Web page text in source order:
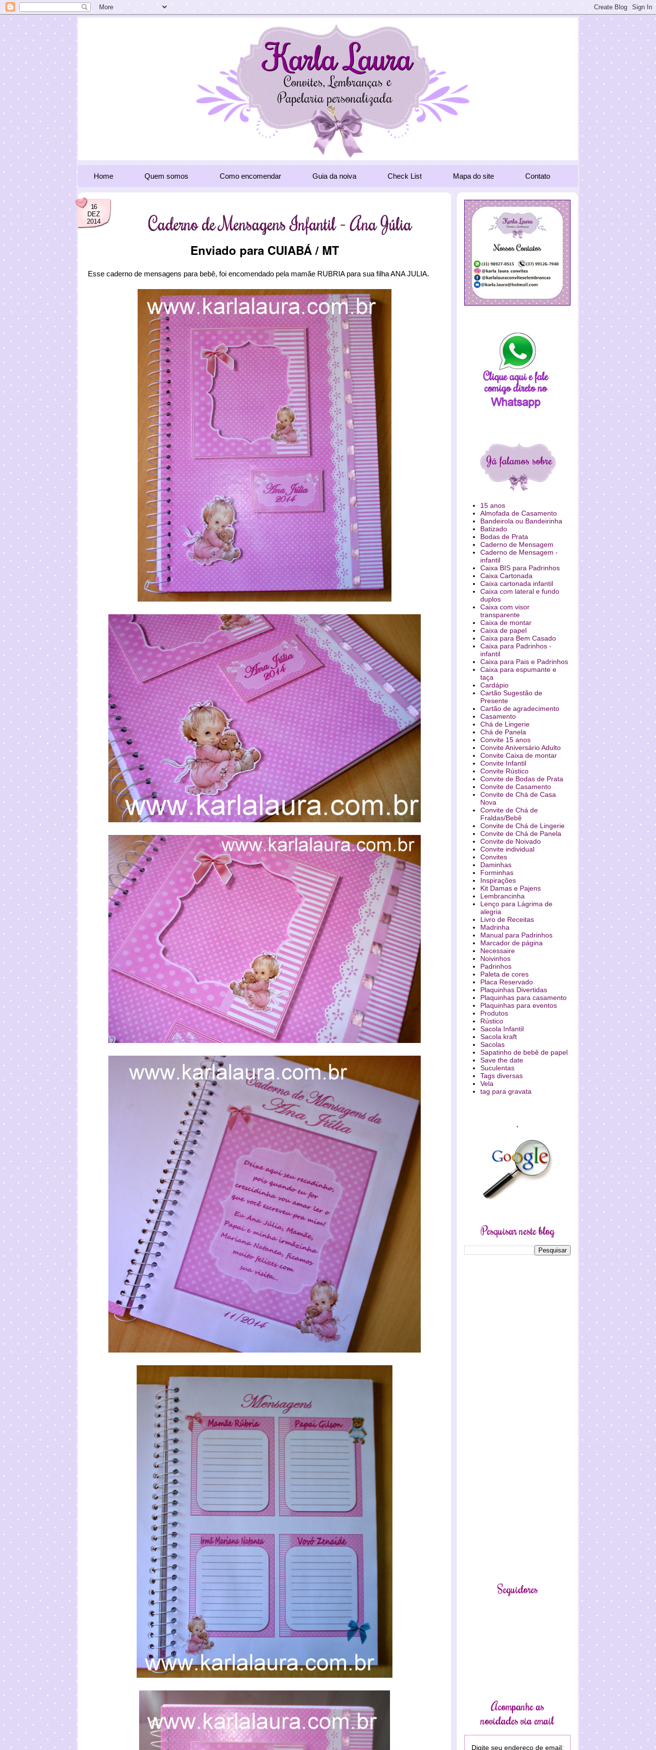
Home Quem somos Como encomendar Guia da noiva Check List Mapa do site Contato
16
DEZ
2014
Caderno de Mensagens Infantil - Ana Júlia
Enviado para CUIABÁ / MT
Esse caderno de mensagens para bebê, foi encomendado pela mamãe RUBRIA para sua filha ANA JULIA.
15 anos
Almofada de Casamento
Bandeirola ou Bandeirinha
Batizado
Bodas de Prata
Caderno de Mensagem
Caderno de Mensagem -
infantil
Caixa BIS para Padrinhos
Caixa Cartonada
Caixa cartonada infantil
Caixa com lateral e fundo
duplos
Caixa com visor
transparente
Caixa de montar
Caixa de papel
Caixa para Bem Casado
Caixa para Padrinhos -
infantil
Caixa para Pais e Padrinhos
Caixa para espumante e
taça
Cardápio
Cartão Sugestão de
Presente
Cartão de agradecimento
Casamento
Chá de Lingerie
Chá de Panela
Convite 15 anos
Convite Aniversário Adulto
Convite Caixa de montar
Convite Infantil
Convite Rústico
Convite de Bodas de Prata
Convite de Casamento
Convite de Chá de Casa
Nova
Convite de Chá de
Fraldas/Bebê
Convite de Chá de Lingerie
Convite de Chá de Panela
Convite de Noivado
Convite individual
Convites
Daminhas
Forminhas
Inspirações
Kit Damas e Pajens
Lembrancinha
Lenço para Lágrima de
alegria
Livro de Receitas
Madrinha
Manual para Padrinhos
Marcador de página
Necessaire
Noivinhos
Padrinhos
Paleta de cores
Placa Reservado
Plaquinhas Divertidas
Plaquinhas para casamento
Plaquinhas para eventos
Produtos
Rústico
Sacola Infantil
Sacola kraft
Sacolas
Sapatinho de bebê de papel
Save the date
Suculentas
Tags diversas
Vela
tag para gravata
.
Pesquisar neste blog
Seguidores
Acompanhe as
novidades via email
Digite seu endereço de email: